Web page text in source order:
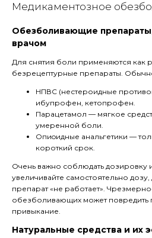
Медикаментозное
Обезболивающие
врачом
Для снятия боли применяются как
безрецептурные препараты.
НПВС (нестероидные
ибупрофен, кетопрофен.
Парацетамол — мягкое
умеренной боли.
Опиoидные анальгетики —
короткий срок.
Очень важно соблюдать дозировку
увеличивайте самостоятельно дозу,
препарат «не работает».
обезболивающих может повредить
привыкание.
Натуральные средства и их